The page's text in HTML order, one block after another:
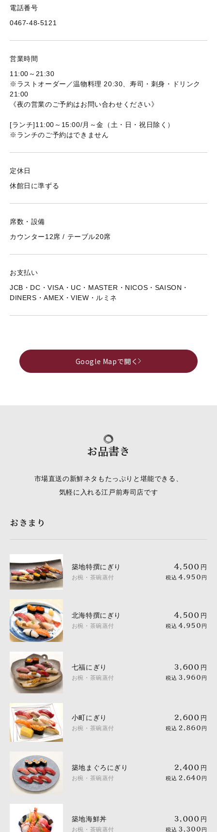
電話番号
0467-48-5121
営業時間
11:00～21:30
※ラストオーダー／温物料理 20:30、寿司・刺身・ドリンク
21:00
《夜の営業のご予約はお問い合わせください》
[ランチ]11:00～15:00/月～金（土・日・祝日除く）
※ランチのご予約はできません
定休日
休館日に準ずる
席数・設備
カウンター12席 / テーブル20席
お支払い
JCB・DC・VISA・UC・MASTER・NICOS・SAISON・
DINERS・AMEX・VIEW・ルミネ
Google Mapで開く
お品書き
市場直送の新鮮ネタもたっぷりと堪能できる、
気軽に入れる江戸前寿司店です
おきまり
築地特撰にぎり
お椀・茶碗蒸付
4,500 円
税込 4,950 円
北海特撰にぎり
お椀・茶碗蒸付
4,500 円
税込 4,950 円
七福にぎり
お椀・茶碗蒸付
3,600 円
税込 3,960 円
小町にぎり
お椀・茶碗蒸付
2,600 円
税込 2,860 円
築地まぐろにぎり
お椀・茶碗蒸付
2,400 円
税込 2,640 円
築地海鮮丼
お椀・茶碗蒸付
3,000 円
税込 3,300 円